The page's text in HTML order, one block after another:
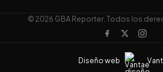
© 2026 GBA Reporter. Todos los
Diseño web